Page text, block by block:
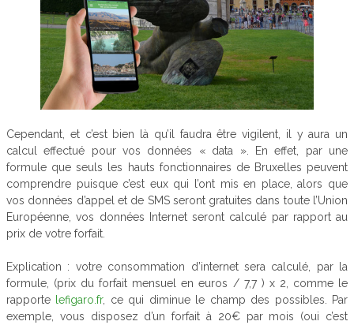
Cependant, et c’est bien là qu’il faudra être vigilent, il y aura un
calcul effectué pour vos données « data ». En effet, par une
formule que seuls les hauts fonctionnaires de Bruxelles peuvent
comprendre puisque c’est eux qui l’ont mis en place, alors que
vos données d’appel et de SMS seront gratuites dans toute l’Union
Européenne, vos données Internet seront calculé par rapport au
prix de votre forfait.
Explication : votre consommation d’internet sera calculé, par la
formule, (prix du forfait mensuel en euros / 7,7 ) x 2, comme le
rapporte
lefigaro.fr, ce qui diminue le champ des possibles.
Par
exemple, vous disposez d’un forfait à 20€ par mois (oui c’est